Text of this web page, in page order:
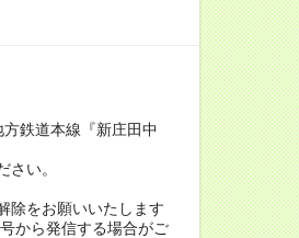
鉄道本線『新庄田中
い。
除をお願いいたします
から発信する場合がご